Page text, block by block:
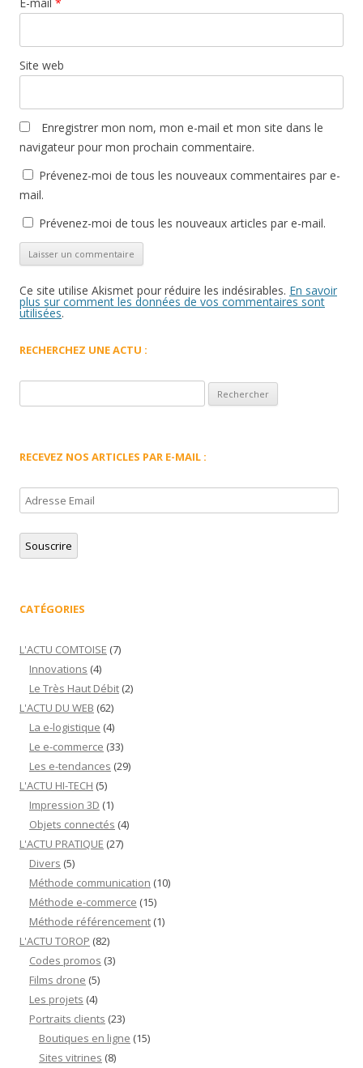
Site web
Enregistrer mon nom, mon e-mail et mon site dans le
navigateur pour mon prochain commentaire.
Prévenez-moi de tous les nouveaux commentaires par e-
mail.
Prévenez-moi de tous les nouveaux articles par e-mail.
Ce site utilise Akismet pour réduire les indésirables. En savoir
plus sur comment les données de vos commentaires sont
utilisées.
RECHERCHEZ UNE ACTU :
RECEVEZ NOS ARTICLES PAR E-MAIL :
Adresse
Email
Souscrire
CATÉGORIES
L'ACTU COMTOISE (7)
Innovations (4)
Le Très Haut Débit (2)
L'ACTU DU WEB (62)
La e-logistique (4)
Le e-commerce (33)
Les e-tendances (29)
L'ACTU HI-TECH (5)
Impression 3D (1)
Objets connectés (4)
L'ACTU PRATIQUE (27)
Divers (5)
Méthode communication (10)
Méthode e-commerce (15)
Méthode référencement (1)
L'ACTU TOROP (82)
Codes promos (3)
Films drone (5)
Les projets (4)
Portraits clients (23)
Boutiques en ligne (15)
Sites vitrines (8)